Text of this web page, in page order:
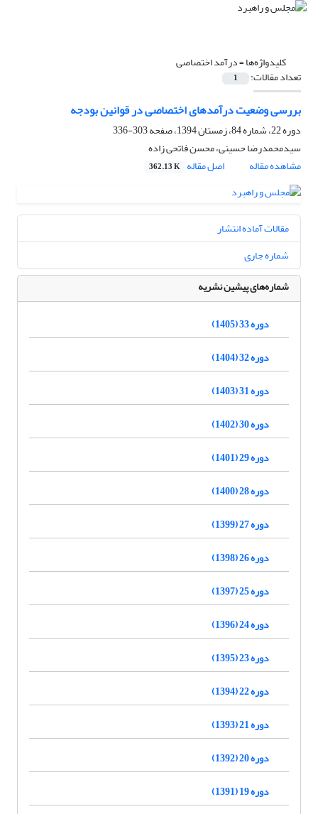
کلیدواژه‌ها =درآمد اختصاصی
تعداد مقالات: 1
بررسی وضعیت درآمدهای اختصاصی در قوانین بودجه
دوره 22، شماره 84، زمستان 1394، صفحه
303-336
سیدمحمدرضا حسینی، محسن فاتحی زاده
مشاهده مقاله
اصل مقاله 362.13 K
مقالات آماده انتشار
شماره جاری
شماره‌های پیشین نشریه
دوره 33 (1405)
دوره 32 (1404)
دوره 31 (1403)
دوره 30 (1402)
دوره 29 (1401)
دوره 28 (1400)
دوره 27 (1399)
دوره 26 (1398)
دوره 25 (1397)
دوره 24 (1396)
دوره 23 (1395)
دوره 22 (1394)
دوره 21 (1393)
دوره 20 (1392)
دوره 19 (1391)